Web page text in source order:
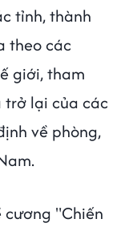
tỉnh, thành
theo các
giới, tham
trở lại của các
về phòng,
cương "Chiến